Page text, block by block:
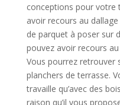
conceptions pour votre
avoir recours au
de parquet à poser sur
pouvez avoir recours
Vous pourrez retrouver
planchers de terrasse.
travaille qu’avec des
raison qu’il vous